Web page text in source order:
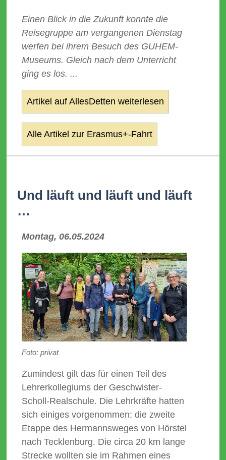
Einen Blick in die Zukunft konnte die
Reisegruppe am vergangenen Dienstag
werfen bei ihrem Besuch des GUHEM-
Museums. Gleich nach dem Unterricht
ging es los. ...
Artikel auf AllesDetten weiterlesen
Alle Artikel zur Erasmus+-Fahrt
Und läuft und läuft und läuft
…
Montag, 06.05.2024
Foto: privat
Zumindest gilt das für einen Teil des
Lehrerkollegiums der Geschwister-
Scholl-Realschule. Die Lehrkräfte hatten
sich einiges vorgenommen: die zweite
Etappe des Hermannsweges von Hörstel
nach Tecklenburg. Die circa 20 km lange
Strecke wollten sie im Rahmen eines